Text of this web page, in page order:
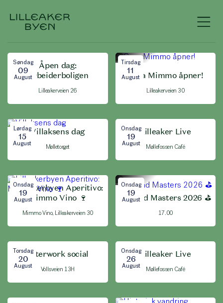
Søndag
09
August
Åpen dag:
Arbeiderboligen
Lilleakerveien 26
Tirsdag
11
August
Casa Mimmo åpner!
Lilleakerveien 30
Lørdag
15
August
Villaksens dag
Mølletorget
Onsdag
19
August
Lilleaker Live
Møllefossen Café
Onsdag
19
August
Lilleakerbyen Aperitivo:
Mimmo Vino 🍷
Mimmo Vino, Lilleakerveien 30
Onsdag
19
August
Mustad Masters 2026 ⛳️
17.00
Torsdag
20
August
Afterwork social
Vollsveien 13H
Onsdag
26
August
Lilleaker Live
Møllefossen Café